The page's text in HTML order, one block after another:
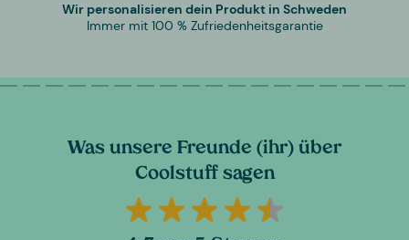
Wir personalisieren dein Produkt in Schweden
Immer mit 100 % Zufriedenheitsgarantie
Was unsere Freunde (ihr) über
Coolstuff sagen